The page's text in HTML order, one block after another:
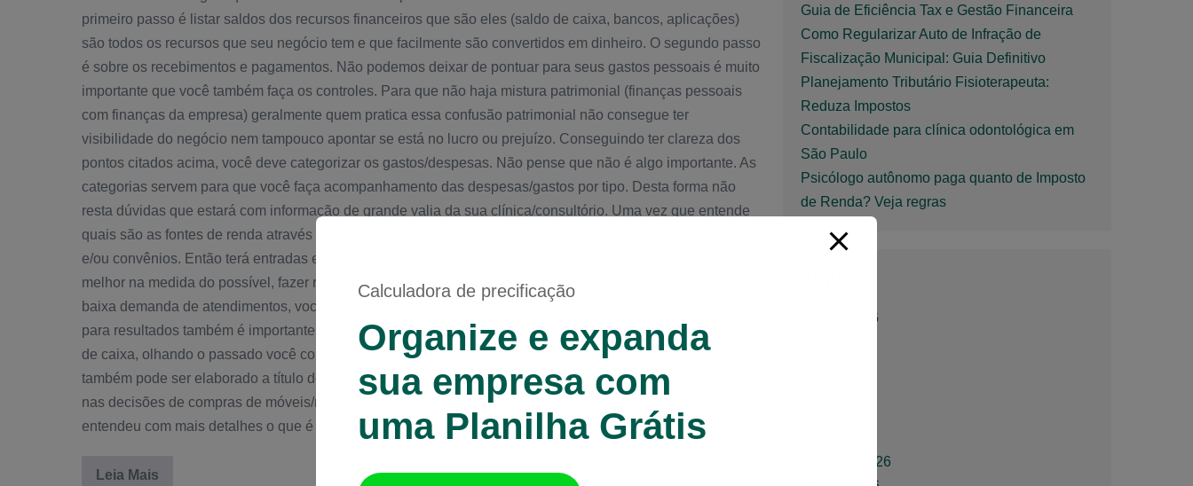
primeiro passo é listar saldos dos recursos financeiros que são eles (saldo de caixa, bancos, aplicações)
são todos os recursos que seu negócio tem e que facilmente são convertidos em dinheiro. O segundo passo
é sobre os recebimentos e pagamentos. Não podemos deixar de pontuar para seus gastos pessoais é muito
importante que você também faça os controles. Para que não haja mistura patrimonial (finanças pessoais
com finanças da empresa) geralmente quem pratica essa confusão patrimonial não consegue ter
visibilidade do negócio nem tampouco apontar se está no lucro ou prejuízo. Conseguindo ter clareza dos
pontos citados acima, você deve categorizar os gastos/despesas. Não pense que não é algo importante. As
categorias servem para que você faça acompanhamento das despesas/gastos por tipo. Desta forma não
resta dúvidas que estará com informação de grande valia da sua clínica/consultório. Uma vez que entende
quais são as fontes de renda através da sua receita/faturamento, se é através de atendimento particulares
e/ou convênios. Então terá entradas e saídas as quais lhe darão cenário real da sua clínica/consultório e o
melhor na medida do possível, fazer reserva de emergência caso venha a precisar até mesmo se passar por
baixa demanda de atendimentos, você tem uma reserva financeira. Criar projeção de curto e médio prazo
para resultados também é importante, você consegue através dos históricos meses anteriores do seu fluxo
de caixa, olhando o passado você consegue dimensionar o futuro o melhor planejar, pois o fluxo de caixa
também pode ser elaborado a título de fluxo de caixa projetado. O fluxo de caixa projetado será seu aliado
nas decisões de compras de móveis/máquinas e até mesmo novos investimentos. Agora que você já
entendeu com mais detalhes o que é e para que serve fluxo de caixa, mãos na massa. Bom trabalho!
Leia Mais
Guia de Eficiência Tax e Gestão Financeira
Como Regularizar Auto de Infração de
Fiscalização Municipal: Guia Definitivo
Planejamento Tributário Fisioterapeuta:
Reduza Impostos
Contabilidade para clínica odontológica em
São Paulo
Psicólogo autônomo paga quanto de Imposto
de Renda? Veja regras
agosto 2026
fevereiro 2026
Calculadora de precificação
Organize e expanda
sua empresa com
uma Planilha Grátis